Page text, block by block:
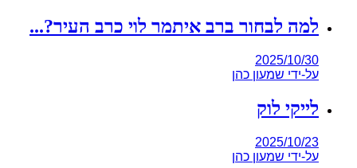
למה לבחור ברב איתמר לוי כרב העיר?...
2025/10/30
על-ידי שמעון כהן
לייקי לוק
2025/10/23
על-ידי שמעון כהן